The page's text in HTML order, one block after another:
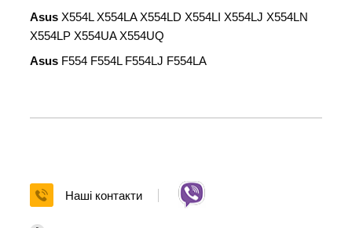
Asus X554L X554LA X554LD X554LI X554LJ X554LN
X554LP X554UA X554UQ
Asus F554 F554L F554LJ F554LA
Наші контакти